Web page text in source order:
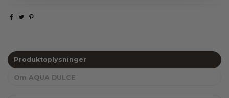
Produktoplysninger
Om AQUA DULCE